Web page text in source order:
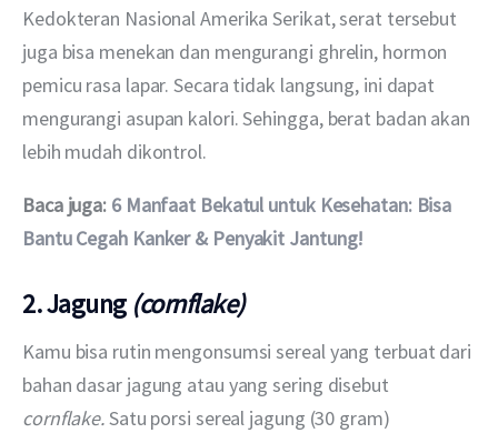
Kedokteran Nasional Amerika Serikat, serat tersebut
juga bisa menekan dan mengurangi ghrelin, hormon
pemicu rasa lapar. Secara tidak langsung, ini dapat
mengurangi asupan kalori. Sehingga, berat badan akan
lebih mudah dikontrol.
Baca juga: 6 Manfaat Bekatul untuk Kesehatan: Bisa
Bantu Cegah Kanker & Penyakit Jantung!
2. Jagung (cornflake)
Kamu bisa rutin mengonsumsi sereal yang terbuat dari
bahan dasar jagung atau yang sering disebut
cornflake. Satu porsi sereal jagung (30 gram)